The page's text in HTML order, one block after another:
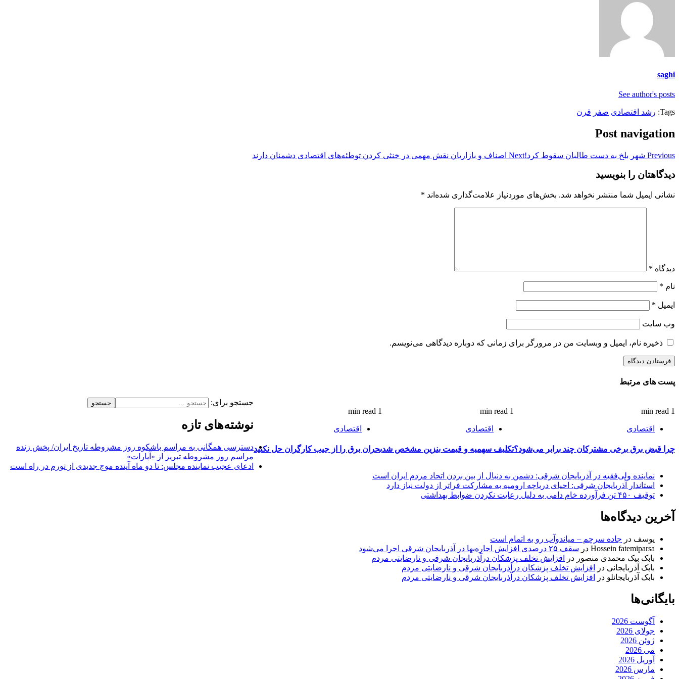
saghi
See author's posts
Tags: رشد اقتصادی صفر قرن
Post navigation
Previous شهر بلخ به دست طالبان سقوط کرد!Next اصناف و بازاریان نقش مهمی در خنثی کردن توطئه‌های اقتصادی دشمنان دارند
دیدگاهتان را بنویسید
نشانی ایمیل شما منتشر نخواهد شد. بخش‌های موردنیاز علامت‌گذاری شده‌اند *
دیدگاه *
نام *
ایمیل *
وب‌ سایت
ذخیره نام، ایمیل و وبسایت من در مرورگر برای زمانی که دوباره دیدگاهی می‌نویسم.
پست های مرتبط
1 min read
اقتصادی
چرا قبض برق برخی مشترکان چند برابر می‌شود؟
1 min read
اقتصادی
تکلیف سهمیه و قیمت بنزین مشخص شد
1 min read
اقتصادی
بحران برق را از جیب کارگران حل نکنید
جستجو برای:
نوشته‌های تازه
دسترسی همگانی به مراسم باشکوه روز مشروطه تاریخ ایران/ پخش زنده
مراسم روز مشروطه تبریز از «آپارات»
ادعای عجیب نماینده مجلس: تا دو ماه آینده موج جدیدی از تورم در راه است
نماینده ولی‌فقیه در آذربایجان شرقی: دشمن به دنبال از بین بردن اتحاد مردم ایران است
استاندار آذربایجان شرقی: احیای دریاچه ارومیه به مشارکت فراتر از دولت نیاز دارد
توقیف ۴۵۰ تن فرآورده خام دامی به دلیل رعایت نکردن ضوابط بهداشتی
آخرین دیدگاه‌ها
یوسف در جاده سرچم – میاندوآب رو به اتمام است
Hossein fatemiparsa در سقف ۲۵ درصدی افزایش اجاره‌بها در آذربایجان شرقی اجرا می‌شود
بابک بیک محمدی منصور در
افزایش تخلف پزشکان درآذربایجان شرقی و نارضایتی مردم
بابک آذربایجانی در
افزایش تخلف پزشکان درآذربایجان شرقی و نارضایتی مردم
بابک آذربایجانلو در افزایش تخلف پزشکان درآذربایجان شرقی و نارضایتی مردم
بایگانی‌ها
آگوست 2026
جولای 2026
ژوئن 2026
می 2026
آوریل 2026
مارس 2026